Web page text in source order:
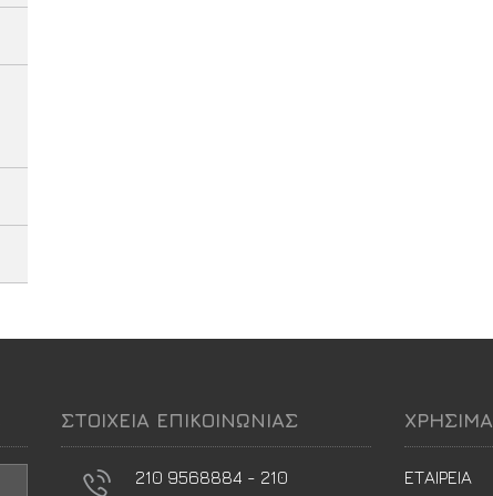
ΣΤΟΙΧΕΙΑ ΕΠΙΚΟΙΝΩΝΙΑΣ
210 9568884 - 210
ΧΡΗΣΙΜΑ
ΕΤΑΙΡΕΙΑ